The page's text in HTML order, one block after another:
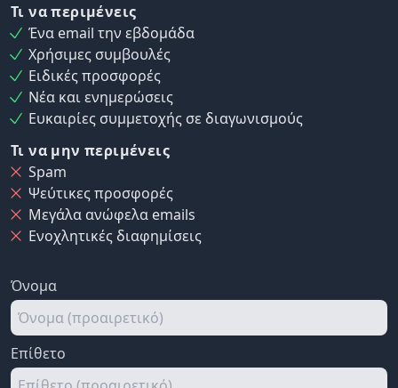
Τι να περιμένεις
Ένα email την εβδομάδα
Χρήσιμες συμβουλές
Ειδικές προσφορές
Νέα και ενημερώσεις
Ευκαιρίες συμμετοχής σε διαγωνισμούς
Τι να μην περιμένεις
Spam
Ψεύτικες προσφορές
Μεγάλα ανώφελα emails
Ενοχλητικές διαφημίσεις
Όνομα
Επίθετο